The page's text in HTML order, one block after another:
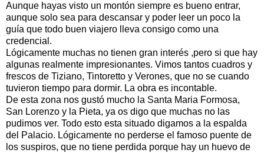
Aunque hayas visto un montón siempre es bueno entrar,
aunque solo sea para descansar y poder leer un poco la
guía que todo buen viajero lleva consigo como una
credencial.
Lógicamente muchas no tienen gran interés ,pero si que hay
algunas realmente impresionantes. Vimos tantos cuadros y
frescos de Tiziano, Tintoretto y Verones, que no se cuando
tuvieron tiempo para dormir. La obra es incontable.
De esta zona nos gustó mucho la Santa Maria Formosa,
San Lorenzo y la Pieta, ya os digo que muchas no las
pudimos ver. Todo esto esta situado digamos a la espalda
del Palacio. Lógicamente no perderse el famoso puente de
los suspiros, que no tiene perdida porque hay un huevo de